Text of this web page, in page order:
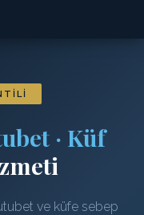
· Küf
ve küfe sebep